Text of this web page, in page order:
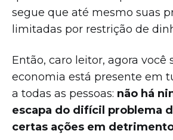
segue que até mesmo suas
limitadas por restrição de
Então, caro leitor, agora você
economia está presente em
a todas as pessoas: não há
escapa do difícil problema
certas ações em